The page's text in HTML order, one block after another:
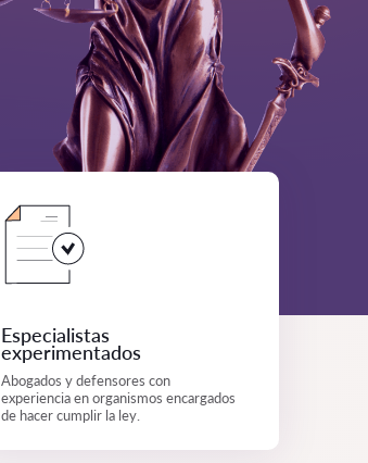
Especialistas
experimentados
Abogados y defensores con
experiencia en organismos encargados
de hacer cumplir la ley.